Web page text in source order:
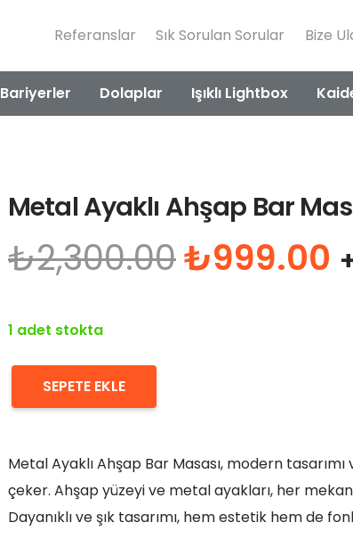
Referanslar Sık Sorulan Sorular Bize
Bariyerler Dolaplar Işıklı Lightbox
Metal Ayaklı Ahşap Bar
₺2,300.00Orijinal
fiyat:
₺999.00
1 adet stokta
Masası
75x30x30
SEPETE EKLE
Metal Ayaklı Ahşap Bar Masası, modern
çeker. Ahşap yüzeyi ve metal ayakları, her
Dayanıklı ve şık tasarımı, hem estetik hem de